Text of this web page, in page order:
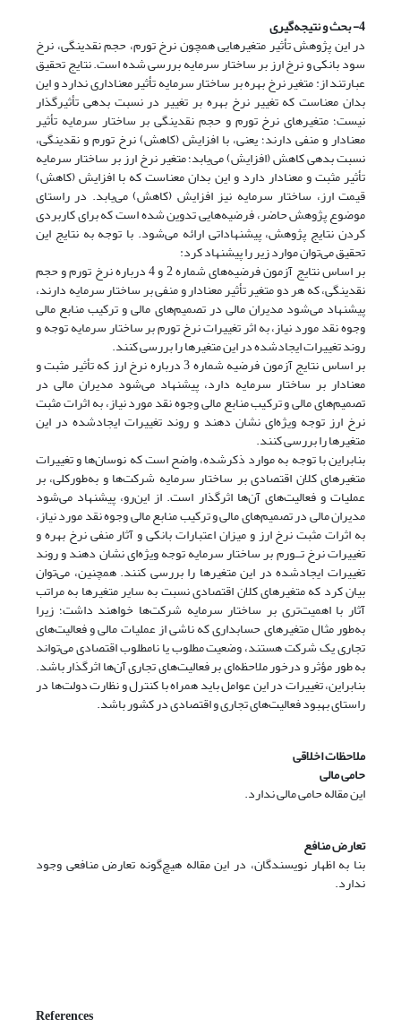
4- بحث و نتیجه‌گیری
در این پژوهش تأثیر متغیرهایی همچون نرخ تورم، حجم نقدینگی، نرخ
سود بانکی و نرخ ارز بر ساختار سرمایه بررسی شده است. نتایج تحقیق
عبارتند از: متغیر نرخ بهره بر ساختار سرمایه تأثیر معناداری ندارد و این
بدان معناست که تغییر نرخ بهره بر تغییر در نسبت بدهی تأثیرگذار
نیست؛ متغیرهای نرخ تورم و حجم نقدینگی بر ساختار سرمایه تأثیر
معنادار و منفی دارند؛ یعنی، با افزایش (کاهش) نرخ تورم و نقدینگی،
نسبت بدهی کاهش (افزایش) می‌یابد؛ متغیر نرخ ارز بر ساختار سرمایه
تأثیر مثبت و معنادار دارد و این بدان معناست که با افزایش (کاهش)
قیمت ارز، ساختار سرمایه نیز افزایش (کاهش) می‌یابد. در راستای
موضوع پژوهش حاضر، فرضیه‌هایی تدوین شده است که برای کاربردی
کردن نتایج پژوهش، پیشنهاداتی ارائه می‌شود. با توجه به نتایج این
تحقیق می‌توان موارد زیر را پیشنهاد کرد:
بر اساس نتایج آزمون فرضیه‌های شماره 2 و 4 درباره نرخ تورم و حجم
نقدینگی، که هر دو متغیر تأثیر معنادار و منفی بر ساختار سرمایه دارند،
پیشنهاد می‌شود مدیران مالی در تصمیم‌های مالی و ترکیب منابع مالی
وجوه نقد مورد نیاز، به اثر تغییرات نرخ تورم بر ساختار سرمایه توجه و
روند تغییرات ایجادشده در این متغیرها را بررسی کنند.
بر اساس نتایج آزمون فرضیه شماره 3 درباره نرخ ارز که تأثیر مثبت و
معنادار بر ساختار سرمایه دارد، پیشنهاد می‌شود مدیران مالی در
تصمیم‌های مالی و ترکیب منابع مالی وجوه نقد مورد نیاز، به اثرات مثبت
نرخ ارز توجه ویژه‌ای نشان دهند و روند تغییرات ایجادشده در این
متغیرها را بررسی کنند.
بنابراین با توجه به موارد ذکرشده، واضح است که نوسان‌ها و تغییرات
متغیرهای کلان اقتصادی بر ساختار سرمایه شرکت‌ها و به‌طورکلی، بر
عملیات و فعالیت‌های آن‌ها اثرگذار است. از ‌این‌رو، پیشنهاد می‌‌شود
مدیران مالی در تصمیم‌های مالی و ترکیب منابع مالی وجوه نقد مورد نیاز،
به اثرات مثبت نرخ ارز و میزان اعتبارات بانکی و آثار منفی نرخ بهره و
تغییرات نرخ تــورم بر ساختار سرمایه توجه ویژه‌ای نشان دهند و روند
تغییرات ایجادشده در این متغیرها را بررسی کنند. همچنین، می‌توان
بیان کرد که متغیرهای کلان اقتصادی نسبت به سایر متغیرها به مراتب
آثار با اهمیت‌تری بر ساختار سرمایه شرکت‌ها خواهند داشت؛ زیرا
به‌طور مثال متغیرهای حسابداری که ناشی از عملیات مالی و فعالیت‌های
تجاری یک شرکت هستند، وضعیت مطلوب یا نامطلوب اقتصادی می‌تواند
به طور مؤثر و درخور ملاحظه‌ای بر فعالیت‌های تجاری آن‌ها اثرگذار باشد.
بنابراین، تغییرات در این عوامل‌ ‌باید همراه با کنترل و نظارت دولت‌ها در
راستای بهبود فعالیت‌های تجاری و اقتصادی در کشور باشد.
ملاحظات اخلاقی
حامی مالی
این مقاله حامی مالی ندارد.
تعارض منافع
بنا به اظهار نویسندگان، در این مقاله هیچ‌گونه تعارض منافعی وجود
ندارد.
References